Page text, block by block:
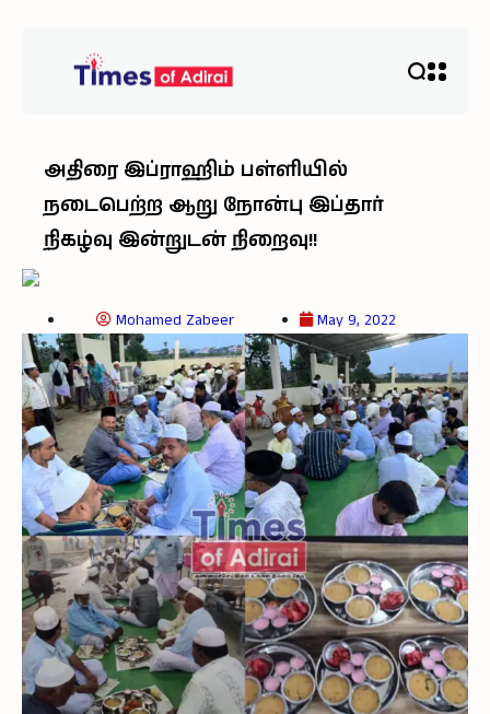
அதிரை இப்ராஹிம் பள்ளியில்
நடைபெற்ற ஆறு நோன்பு இப்தார்
நிகழ்வு இன்றுடன் நிறைவு!!
Mohamed Zabeer May 9, 2022